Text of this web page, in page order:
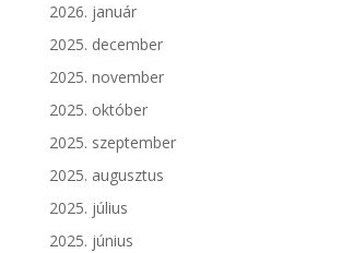
2026. január
2025. december
2025. november
2025. október
2025. szeptember
2025. augusztus
2025. július
2025. június